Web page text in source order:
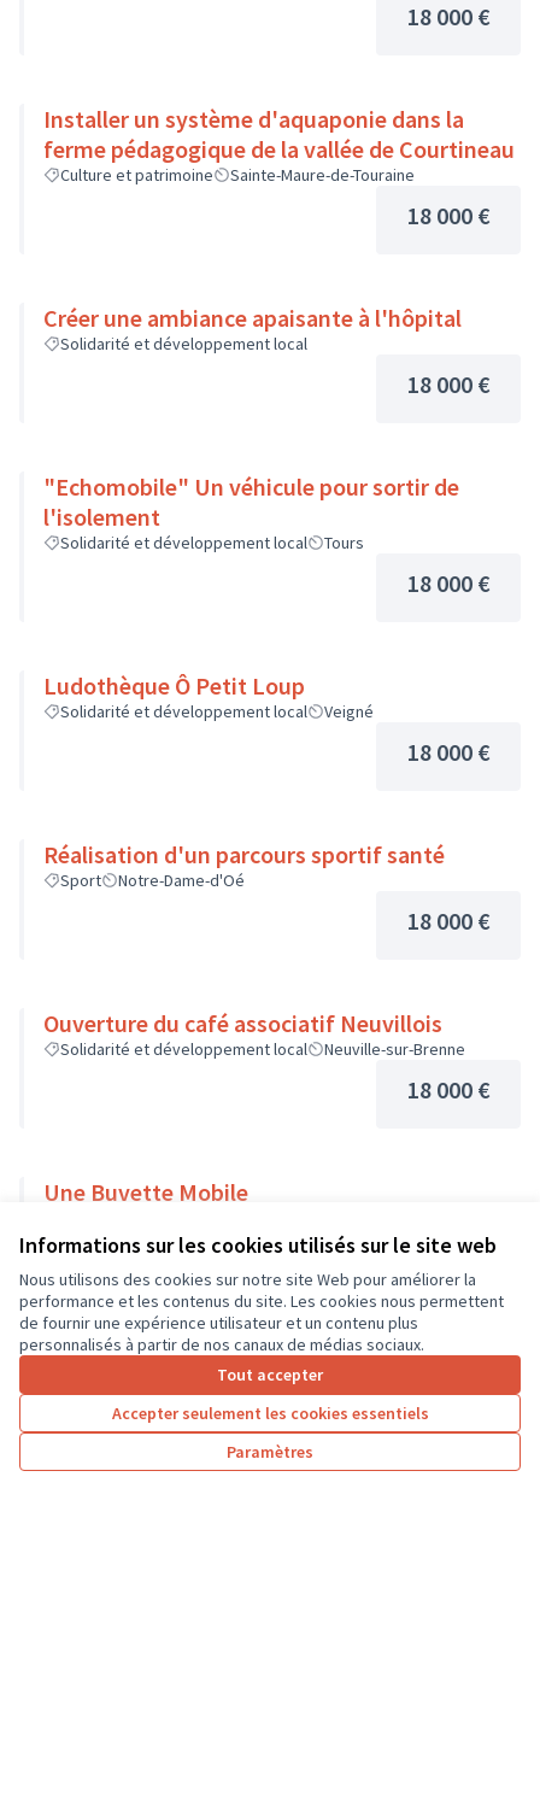
Informations sur les cookies utilisés sur le site web
Nous utilisons des cookies sur notre site Web pour améliorer la
performance et les contenus du site. Les cookies nous permettent
de fournir une expérience utilisateur et un contenu plus
personnalisés à partir de nos canaux de médias sociaux.
Tout accepter
Accepter seulement les cookies essentiels
Paramètres
18 000 €
Installer un système d'aquaponie dans la
ferme pédagogique de la vallée de Courtineau
Culture et patrimoine Sainte-Maure-de-Touraine
18 000 €
Créer une ambiance apaisante à l'hôpital
Solidarité et développement local
18 000 €
"Echomobile" Un véhicule pour sortir de
l'isolement
Solidarité et développement local Tours
18 000 €
Ludothèque Ô Petit Loup
Solidarité et développement local Veigné
18 000 €
Réalisation d'un parcours sportif santé
Sport Notre-Dame-d'Oé
18 000 €
Ouverture du café associatif Neuvillois
Solidarité et développement local Neuville-sur-Brenne
18 000 €
Une Buvette Mobile
18 000 €
Résultats par page : 25
1 2 3 4